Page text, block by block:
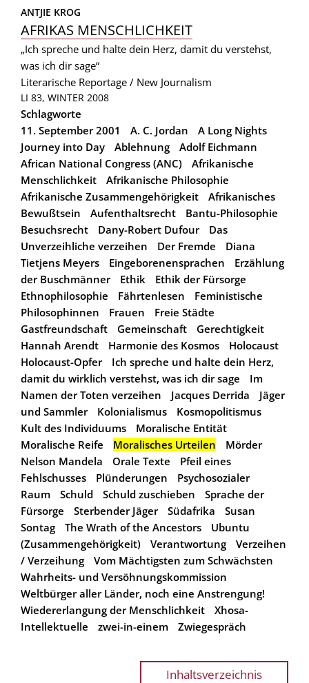
ANTJIE KROG
AFRIKAS MENSCHLICHKEIT
„Ich spreche und halte dein Herz, damit du verstehst,
was ich dir sage“
Literarische Reportage / New Journalism
LI 83, WINTER 2008
Schlagworte
11. September 2001
A. C. Jordan
A Long Nights
Journey into Day
Ablehnung
Adolf Eichmann
African National Congress (ANC)
Afrikanische
Menschlichkeit
Afrikanische Philosophie
Afrikanische Zusammengehörigkeit
Afrikanisches
Bewußtsein
Aufenthaltsrecht
Bantu-Philosophie
Besuchsrecht
Dany-Robert Dufour
Das
Unverzeihliche verzeihen
Der Fremde
Diana
Tietjens Meyers
Eingeborenensprachen
Erzählung
der Buschmänner
Ethik
Ethik der Fürsorge
Ethnophilosophie
Fährtenlesen
Feministische
Philosophinnen
Frauen
Freie Städte
Gastfreundschaft
Gemeinschaft
Gerechtigkeit
Hannah Arendt
Harmonie des Kosmos
Holocaust
Holocaust-Opfer
Ich spreche und halte dein Herz,
damit du wirklich verstehst, was ich dir sage
Im
Namen der Toten verzeihen
Jacques Derrida
Jäger
und Sammler
Kolonialismus
Kosmopolitismus
Kult des Individuums
Moralische Entität
Moralische Reife
Moralisches Urteilen
Mörder
Nelson Mandela
Orale Texte
Pfeil eines
Fehlschusses
Plünderungen
Psychosozialer
Raum
Schuld Schuld zuschieben
Sprache der
Fürsorge
Sterbender Jäger Südafrika
Susan
Sontag
The Wrath of the Ancestors
Ubuntu
(Zusammengehörigkeit)
Verantwortung
Verzeihen
/ Verzeihung
Vom Mächtigsten zum Schwächsten
Wahrheits- und Versöhnungskommission
Weltbürger aller Länder, noch eine Anstrengung!
Wiedererlangung der Menschlichkeit
Xhosa-
Intellektuelle
zwei-in-einem Zwiegespräch
Inhaltsverzeichnis